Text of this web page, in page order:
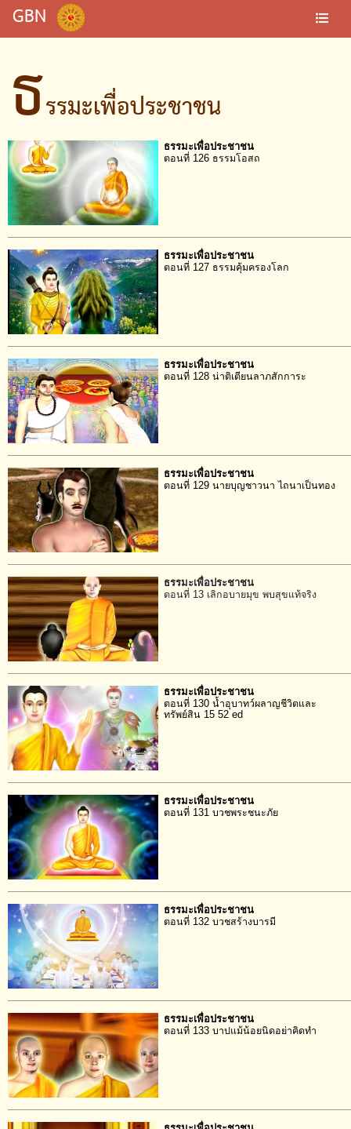
GBN
ธรรมะเพื่อประชาชน
ธรรมะเพื่อประชาชน
ตอนที่ 126 ธรรมโอสถ
ธรรมะเพื่อประชาชน
ตอนที่ 127 ธรรมคุ้มครองโลก
ธรรมะเพื่อประชาชน
ตอนที่ 128 น่าติเตียนลาภสักการะ
ธรรมะเพื่อประชาชน
ตอนที่ 129 นายบุญชาวนา ไถนาเป็นทอง
ธรรมะเพื่อประชาชน
ตอนที่ 13 เลิกอบายมุข พบสุขแท้จริง
ธรรมะเพื่อประชาชน
ตอนที่ 130 น้ำอุบาทว์ผลาญชีวิตและ
ทรัพย์สิน 15 52 ed
ธรรมะเพื่อประชาชน
ตอนที่ 131 บวชพระชนะภัย
ธรรมะเพื่อประชาชน
ตอนที่ 132 บวชสร้างบารมี
ธรรมะเพื่อประชาชน
ตอนที่ 133 บาปแม้น้อยนิดอย่าคิดทำ